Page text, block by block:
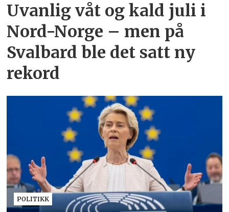
Uvanlig våt og kald juli i
Nord-Norge – men på
Svalbard ble det satt ny
rekord
POLITIKK